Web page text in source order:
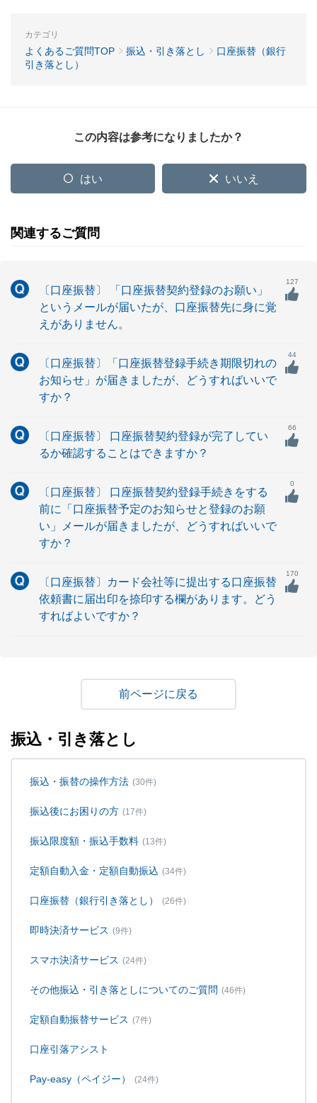
カテゴリ
よくあるご質問TOP 振込・引き落とし
口座振替（銀行
引き落とし）
この内容は参考になりましたか？
はい いいえ
関連するご質問
〔口座振替〕 「口座振替契約登録のお願い」
というメールが届いたが、口座振替先に身に覚
えがありません。
127
〔口座振替〕「口座振替登録手続き期限切れの
お知らせ」が届きましたが、どうすればいいで
すか？
44
〔口座振替〕 口座振替契約登録が完了してい
るか確認することはできますか？
66
〔口座振替〕 口座振替契約登録手続きをする
前に「口座振替予定のお知らせと登録のお願
い」メールが届きましたが、どうすればいいで
すか？
0
〔口座振替〕カード会社等に提出する口座振替
依頼書に届出印を捺印する欄があります。どう
すればよいですか？
170
戻る
振込・引き落とし
振込・振替の操作方法 (30件)
振込後にお困りの方 (17件)
振込限度額・振込手数料 (13件)
定額自動入金・定額自動振込 (34件)
口座振替（銀行引き落とし） (26件)
即時決済サービス (9件)
スマホ決済サービス (24件)
その他振込・引き落としについてのご質問 (46件)
定額自動振替サービス (7件)
口座引落アシスト
Pay-easy（ペイジー） (24件)